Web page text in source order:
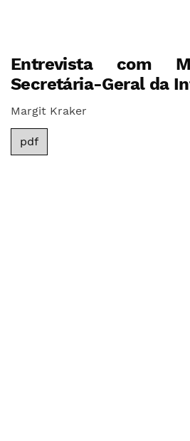
Entrevista com
Secretária-Geral da
Margit Kraker
pdf